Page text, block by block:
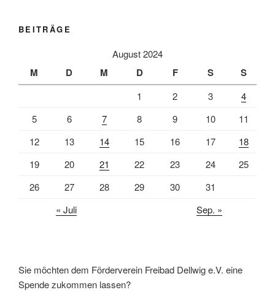
BEITRÄGE
August 2024
M D M D F S S
1 2 3
4
5
6 7 8 9 10
11
12
13 14 15 16 17
18
19
20 21 22 23 24
25
26
27 28 29 30
31
« Juli
Sep. »
Sie möchten dem Förderverein Freibad Dellwig e.V. eine
Spende zukommen lassen?